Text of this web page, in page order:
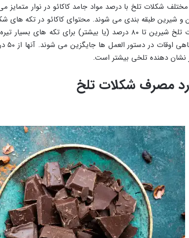
مختلف شکلات تلخ با درصد مواد جامد کاکائو در نوار متمایز
شکلات تلخ شیرین تا ۸۰ درصد (یا بیشتر) برای تکه
نشان دهنده تلخی بیشتر است.
مصرف شکلات تلخ